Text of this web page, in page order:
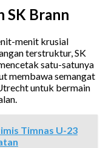
SK Brann
menit krusial
terstruktur, SK
satu-satunya
membawa semangat
untuk bermain
Timnas U-23